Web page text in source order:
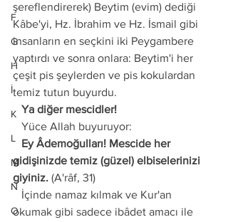
F
G
H
İ
K
L
M
N
O
şereflendirerek) Beytim (evim) dediği
Kâbe'yi, Hz. İbrahim ve Hz. İsmail gibi
insanların en seçkini iki Peygambere
yaptırdı ve sonra onlara: Beytim'i her
çeşit pis şeylerden ve pis kokulardan
temiz tutun buyurdu.
   Ya diğer mescidler!
   Yüce Allah buyuruyor:
   Ey Âdemoğulları! Mescide her
gidişinizde temiz (güzel) elbiselerinizi
giyiniz. (A'râf, 31)
okumak gibi sadece ibâdet amacı ile